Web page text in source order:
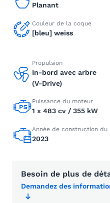
Planant
Couleur de la coque
[bleu] weiss
Propulsion
In-bord avec arbre
(V-Drive)
Puissance du moteur
1 x 483 cv / 355 kW
Année de construction du
2023
Besoin de plus de
Demandez des